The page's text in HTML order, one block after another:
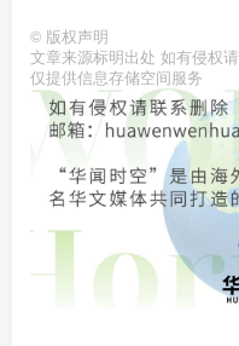
© 版权声明
文章来源标明出处 如有侵权
仅提供信息存储空间服务